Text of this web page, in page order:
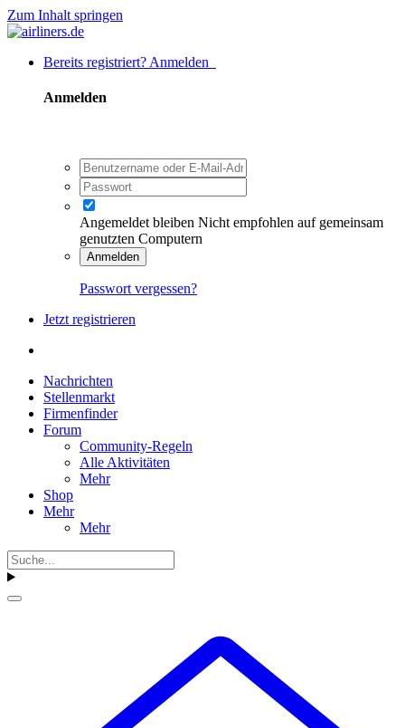
Zum Inhalt springen
Bereits registriert? Anmelden
Anmelden
Angemeldet bleiben Nicht empfohlen auf gemeinsam
genutzten Computern
Anmelden
Passwort vergessen?
Jetzt registrieren
Nachrichten
Stellenmarkt
Firmenfinder
Forum
Community-Regeln
Alle Aktivitäten
Mehr
Shop
Mehr
Mehr